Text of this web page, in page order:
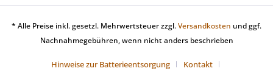
* Alle Preise inkl. gesetzl. Mehrwertsteuer zzgl.Versandkosten und ggf.
Nachnahmegebühren, wenn nicht anders beschrieben
Hinweise zur Batterieentsorgung
Kontakt